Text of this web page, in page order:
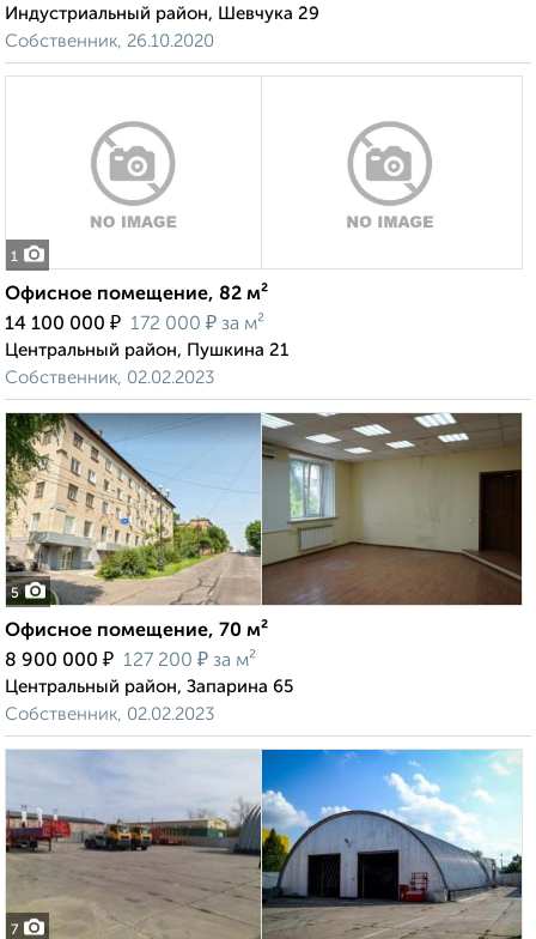
Индустриальный район, Шевчука 29
Собственник, 26.10.2020
1
Офисное помещение, 82 м²
14 100 000 ₽ 172 000 ₽ за м²
Центральный район, Пушкина 21
Собственник, 02.02.2023
5
Офисное помещение, 70 м²
8 900 000 ₽ 127 200 ₽ за м²
Центральный район, Запарина 65
Собственник, 02.02.2023
7